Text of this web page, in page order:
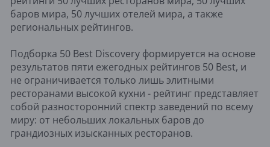
баров мира, 50 лучших отелей мира, а также
региональных рейтингов.
Подборка 50 Best Discovery формируется на основе
результатов пяти ежегодных рейтингов 50 Best, и
не ограничивается только лишь элитными
ресторанами высокой кухни - рейтинг представляет
собой разносторонний спектр заведений по всему
миру: от небольших локальных баров до
грандиозных изысканных ресторанов.